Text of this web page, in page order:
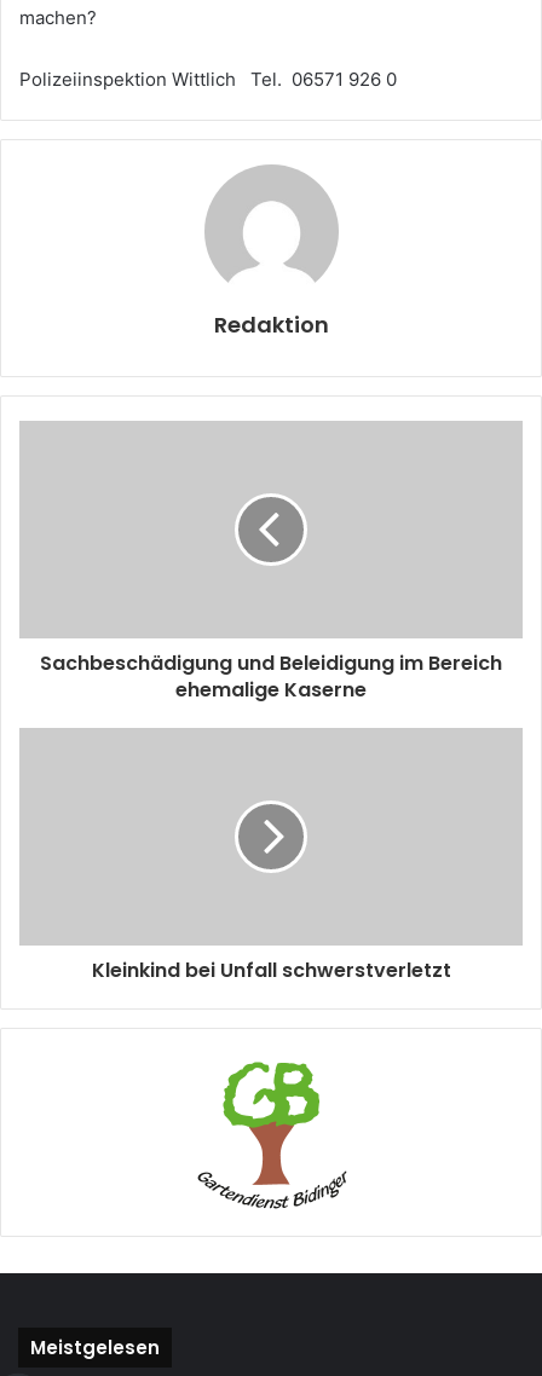
machen?
Polizeiinspektion Wittlich Tel. 06571 926 0
Redaktion
Sachbeschädigung und Beleidigung im Bereich
ehemalige Kaserne
Kleinkind bei Unfall schwerstverletzt
Meistgelesen